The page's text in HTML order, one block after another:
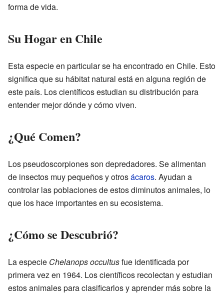
forma de vida.
Su Hogar en Chile
Esta especie en particular se ha encontrado en Chile. Esto
significa que su hábitat natural está en alguna región de
este país. Los científicos estudian su distribución para
entender mejor dónde y cómo viven.
¿Qué Comen?
Los pseudoscorpiones son depredadores. Se alimentan
de insectos muy pequeños y otrosácaros. Ayudan a
controlar las poblaciones de estos diminutos animales, lo
que los hace importantes en su ecosistema.
¿Cómo se Descubrió?
La especie Chelanops occultusfue identificada por
primera vez en 1964. Los científicos recolectan y estudian
estos animales para clasificarlos y aprender más sobre la